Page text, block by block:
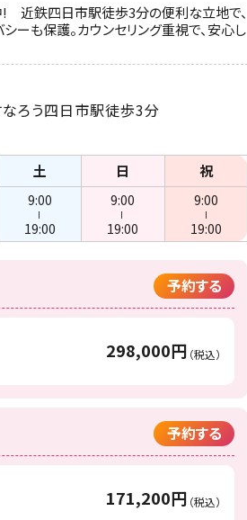
! 近鉄四日市駅徒歩3分の便利な立地で、
ーも保護。カウンセリング重視で、安心し
ろう四日市駅徒歩3分
土 日 祝
9:00
19:00
9:00
19:00
9:00
19:00
予約する
298,000円 （税込）
予約する
171,200円 （税込）